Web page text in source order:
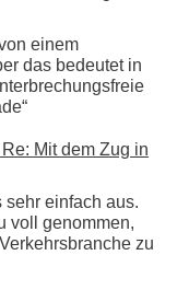
einem
das bedeutet in
Mit dem Zug in
sehr einfach aus.
voll genommen,
zu